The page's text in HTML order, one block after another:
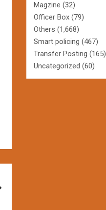
Magzine (32)
Officer Box (79)
Others (1,668)
Smart policing (467)
Transfer Posting (165)
Uncategorized (60)